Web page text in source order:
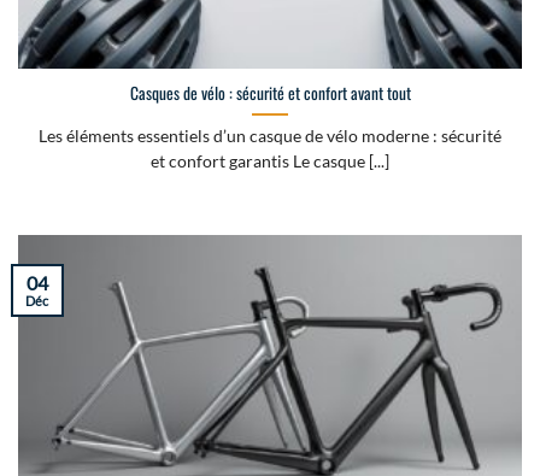
Casques de vélo : sécurité et confort avant tout
Les éléments essentiels d’un casque de vélo moderne : sécurité
et confort garantis Le casque [...]
04
Déc